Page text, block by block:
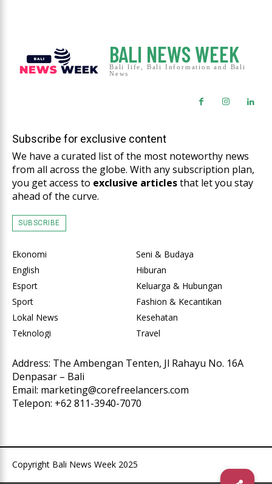
BALI NEWS WEEK
Bali life, Bali Information and Bali
News
Subscribe for exclusive content
We have a curated list of the most noteworthy news
from all across the globe. With any subscription plan,
you get access to exclusive articlesthat let you stay
ahead of the curve.
SUBSCRIBE
Ekonomi
English
Esport
Sport
Lokal News
Teknologi
Seni & Budaya
Hiburan
Keluarga & Hubungan
Fashion & Kecantikan
Kesehatan
Travel
Address: The Ambengan Tenten, Jl Rahayu No. 16A
Denpasar – Bali
Email: marketing@corefreelancers.com
Telepon: +62 811-3940-7070
Copyright Bali News Week 2025